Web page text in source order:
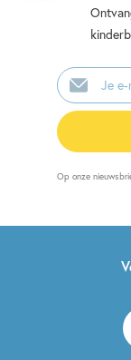
E-
mailadres
Op onze